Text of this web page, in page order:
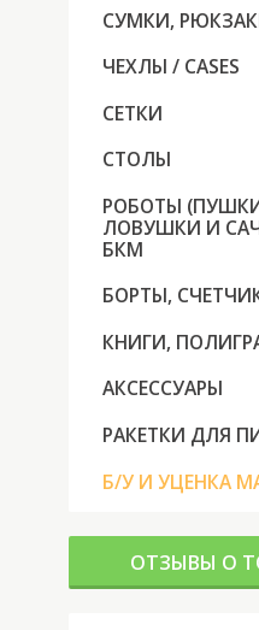
СУМКИ,
ЧЕХЛЫ / CASES
СЕТКИ
СТОЛЫ
РОБОТЫ
ЛОВУШКИ И
БКМ
БОРТЫ,
КНИГИ,
АКСЕССУАРЫ
РАКЕТКИ ДЛЯ
Б/У И УЦЕНКА
ОТЗЫВЫ О